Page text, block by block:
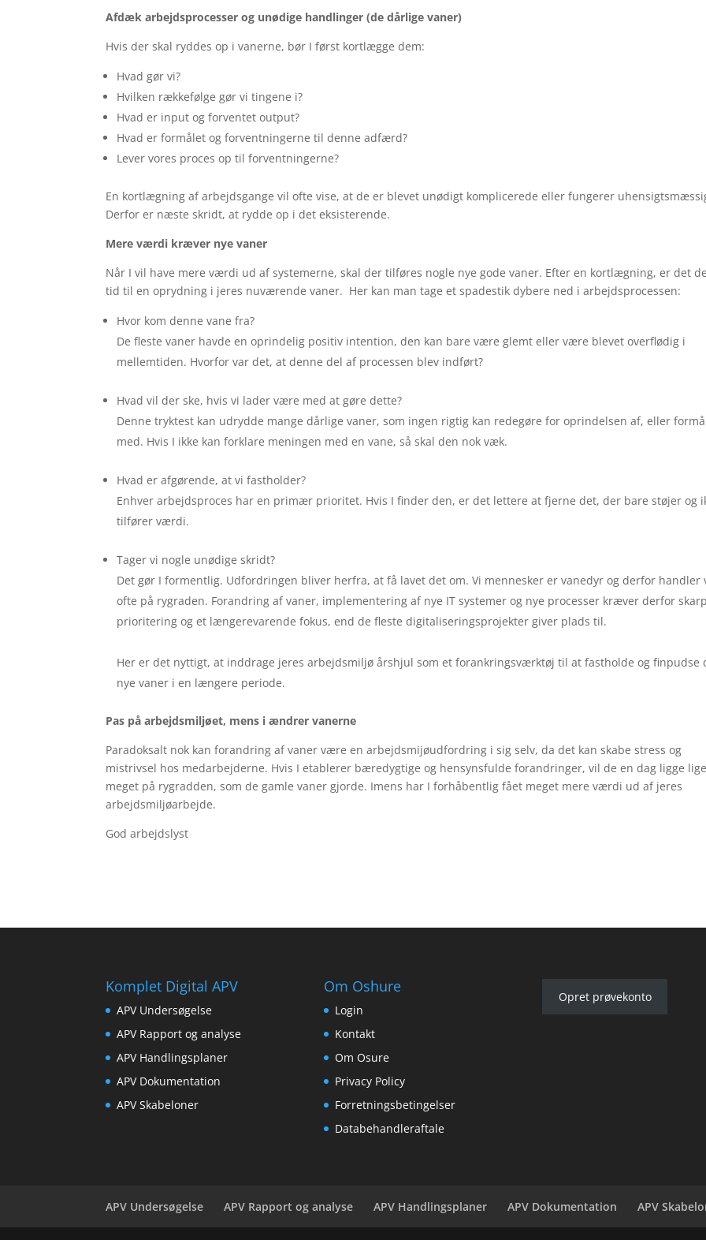
Afdæk arbejdsprocesser og unødige handlinger (de dårlige vaner)
Hvis der skal ryddes op i vanerne, bør I først kortlægge dem:
Hvad gør vi?
Hvilken rækkefølge gør vi tingene i?
Hvad er input og forventet output?
Hvad er formålet og forventningerne til denne adfærd?
Lever vores proces op til forventningerne?
En kortlægning af arbejdsgange vil ofte vise, at de er blevet unødigt komplicerede eller fungerer
Derfor er næste skridt, at rydde op i det eksisterende.
Mere værdi kræver nye vaner
Når I vil have mere værdi ud af systemerne, skal der tilføres nogle nye gode vaner. Efter en kortlægning, er det
tid til en oprydning i jeres nuværende vaner. Her kan man tage et spadestik dybere ned i arbejdsprocessen:
Hvor kom denne vane fra?
De fleste vaner havde en oprindelig positiv intention, den kan bare være glemt eller være blevet overflødig i
mellemtiden. Hvorfor var det, at denne del af processen blev indført?
Hvad vil der ske, hvis vi lader være med at gøre dette?
Denne tryktest kan udrydde mange dårlige vaner, som ingen rigtig kan redegøre for oprindelsen af, eller
med. Hvis I ikke kan forklare meningen med en vane, så skal den nok væk.
Hvad er afgørende, at vi fastholder?
Enhver arbejdsproces har en primær prioritet. Hvis I finder den, er det lettere at fjerne det, der bare støjer og
tilfører værdi.
Tager vi nogle unødige skridt?
Det gør I formentlig. Udfordringen bliver herfra, at få lavet det om. Vi mennesker er vanedyr og derfor handler
ofte på rygraden. Forandring af vaner, implementering af nye IT systemer og nye processer kræver derfor skarp
prioritering og et længerevarende fokus, end de fleste digitaliseringsprojekter giver plads til.
Her er det nyttigt, at inddrage jeres arbejdsmiljø årshjul som et forankringsværktøj til at fastholde og finpudse
nye vaner i en længere periode.
Pas på arbejdsmiljøet, mens i ændrer vanerne
Paradoksalt nok kan forandring af vaner være en arbejdsmijøudfordring i sig selv, da det kan skabe stress og
mistrivsel hos medarbejderne. Hvis I etablerer bæredygtige og hensynsfulde forandringer, vil de en dag ligge
meget på rygradden, som de gamle vaner gjorde. Imens har I forhåbentlig fået meget mere værdi ud af jeres
arbejdsmiljøarbejde.
God arbejdslyst
Komplet Digital APV
APV Undersøgelse
APV Rapport og analyse
APV Handlingsplaner
APV Dokumentation
APV Skabeloner
Om Oshure
Login
Kontakt
Om Osure
Privacy Policy
Forretningsbetingelser
Databehandleraftale
Opret prøvekonto
APV Undersøgelse APV Rapport og analyse APV Handlingsplaner APV Dokumentation APV